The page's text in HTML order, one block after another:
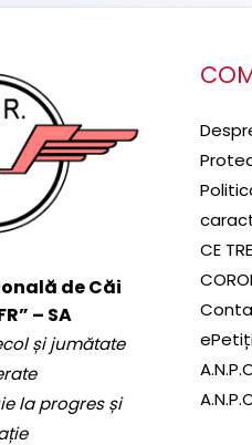
de Căi
– SA
și jumătate
la progres și
CE